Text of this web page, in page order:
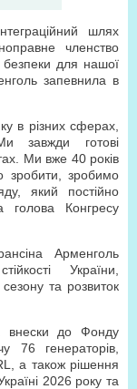
шлях
членство
безпеки для нашої
запевнила в
в різних сферах,
завжди готові
Ми вже 40 років
зробимо
який постійно
голова Конгресу
Арменголь
України,
та розвиток
внески до Фонду
76 генераторів,
а також рішення
2026 року та